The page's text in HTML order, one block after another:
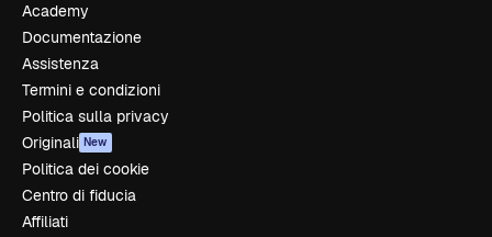
Academy
Documentazione
Assistenza
Termini e condizioni
Politica sulla privacy
Originali New
Politica dei cookie
Centro di fiducia
Affiliati